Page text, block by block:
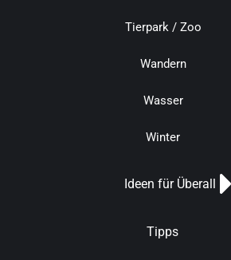
Tierpark / Zoo
Wandern
Wasser
Winter
Ideen für Überall
Tipps